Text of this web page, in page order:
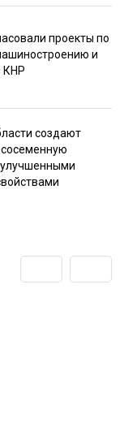
проекты по
и
КНР
создают